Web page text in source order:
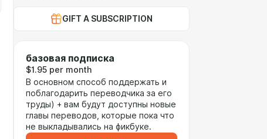
GIFT A SUBSCRIPTION
базовая подписка
$1.95 per month
В основном способ поддержать и
поблагодарить переводчика за его
труды) + вам будут доступны новые
главы переводов, которые пока что
не выкладывались на фикбуке.